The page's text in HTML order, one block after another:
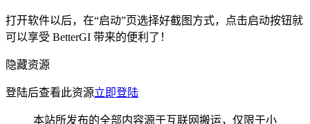
打开软件以后，在“启动”页选择好截图方式，点击启动按钮就
可以享受 BetterGI 带来的便利了！
隐藏资源
登陆后查看此资源立即登陆
本站所发布的全部内容源于互联网搬运，仅限于小